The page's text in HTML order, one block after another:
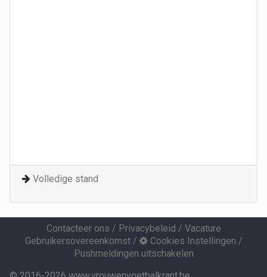
Volledige stand
Contacteer ons / Privacybeleid / Vacature
Gebruikersovereenkomst/ Cookies Instellingen /
Pushmeldingen uitschakelen